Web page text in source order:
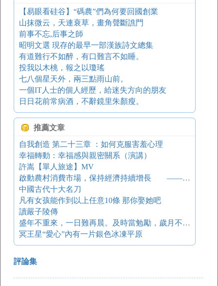
【易眼看硅谷】“碼農”們為何要回國創業
山抹微云，天連衰草，畫角聲斷譙門
前事不忘,后事之師
昭明文選 現存的最早一部漢族詩文總集
有道難行不如醉，有口難言不如睡。
投我以木桃，報之以瓊瑤
七八個星天外，兩三點雨山前。
一個IT人士的個人經歷，給迷失方向的朋友
日日花前常病酒，不辭鏡里朱顏瘦。
推薦文章
自我創造 第二十三章 ：如何克服害羞心理
幸福轉動：幸福感與親密關系（演講）
許嵩【單人旅途】MV
啟動農村消費市場，保持經濟持續增長 ——關于有效啟動農村消費市場的若干政策建議
中國古代十大名刀
凡有女孩能作到以上任意10條 那你娶她吧
讀嚴子陵傳
盛年不重來，一日難再晨。及時當勉勵，歲月不待人。
冥王星“愛心”內有一片銀色冰凍平原
評論集